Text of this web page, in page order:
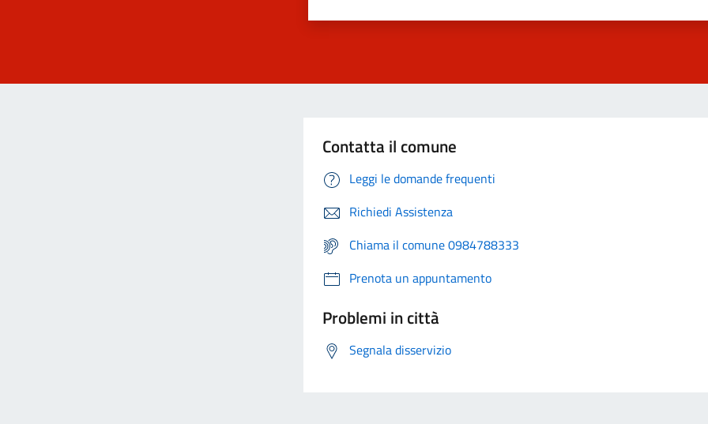
Contatta il comune
Leggi le domande frequenti
Richiedi Assistenza
Chiama il comune 0984788333
Prenota un appuntamento
Problemi in città
Segnala disservizio